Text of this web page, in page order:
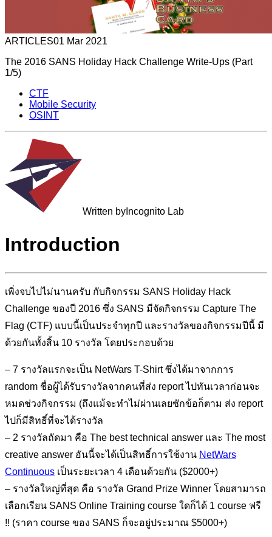
ARTICLES01 Mar 2021
The 2016 SANS Holiday Hack Challenge Write-Ups (Part
1/5)
CTF
Mobile Security
OSINT
Written by Incognito Lab
Introduction
เพิ่งจบไปไม่นานครับ กับกิจกรรม SANS Holiday Hack
Challenge ของปี 2016 ซึ่ง SANS มีจัดกิจกรรม Capture The
Flag (CTF) แบบนี้เป็นประจำทุกปี และรางวัลของกิจกรรมปีนี้ มี
ด้วยกันทั้งสิ้น 10 รางวัล โดยประกอบด้วย
– 7 รางวัลแรกจะเป็น NetWars T-Shirt ซึ่งได้มาจากการ
random ชื่อผู้ได้รับรางวัลจากคนที่ส่ง report ไปทันเวลาก่อนจะ
หมดช่วงกิจกรรม (ถึงแม้จะทำไม่ผ่านเลยซักข้อก็ตาม ส่ง report
ไปก็มีสิทธิ์ที่จะได้รางวัล
– 2 รางวัลถัดมา คือ The best technical answer และ The most
creative answer อันนี้จะได้เป็นสิทธิ์การใช้งาน NetWars
Continuous เป็นระยะเวลา 4 เดือนด้วยกัน ($2000+)
– รางวัลใหญ่ที่สุด คือ รางวัล Grand Prize Winner โดยสามารถ
เลือกเรียน SANS Online Training course ใดก็ได้ 1 course ฟรี
!! (ราคา course ของ SANS ก็จะอยู่ประมาณ $5000+)